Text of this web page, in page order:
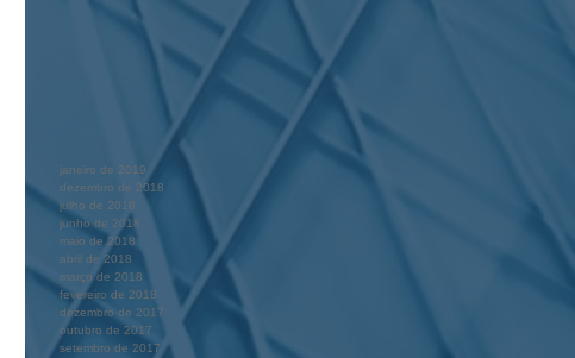
janeiro de 2019
dezembro de 2018
julho de 2018
junho de 2018
maio de 2018
abril de 2018
março de 2018
fevereiro de 2018
dezembro de 2017
outubro de 2017
setembro de 2017